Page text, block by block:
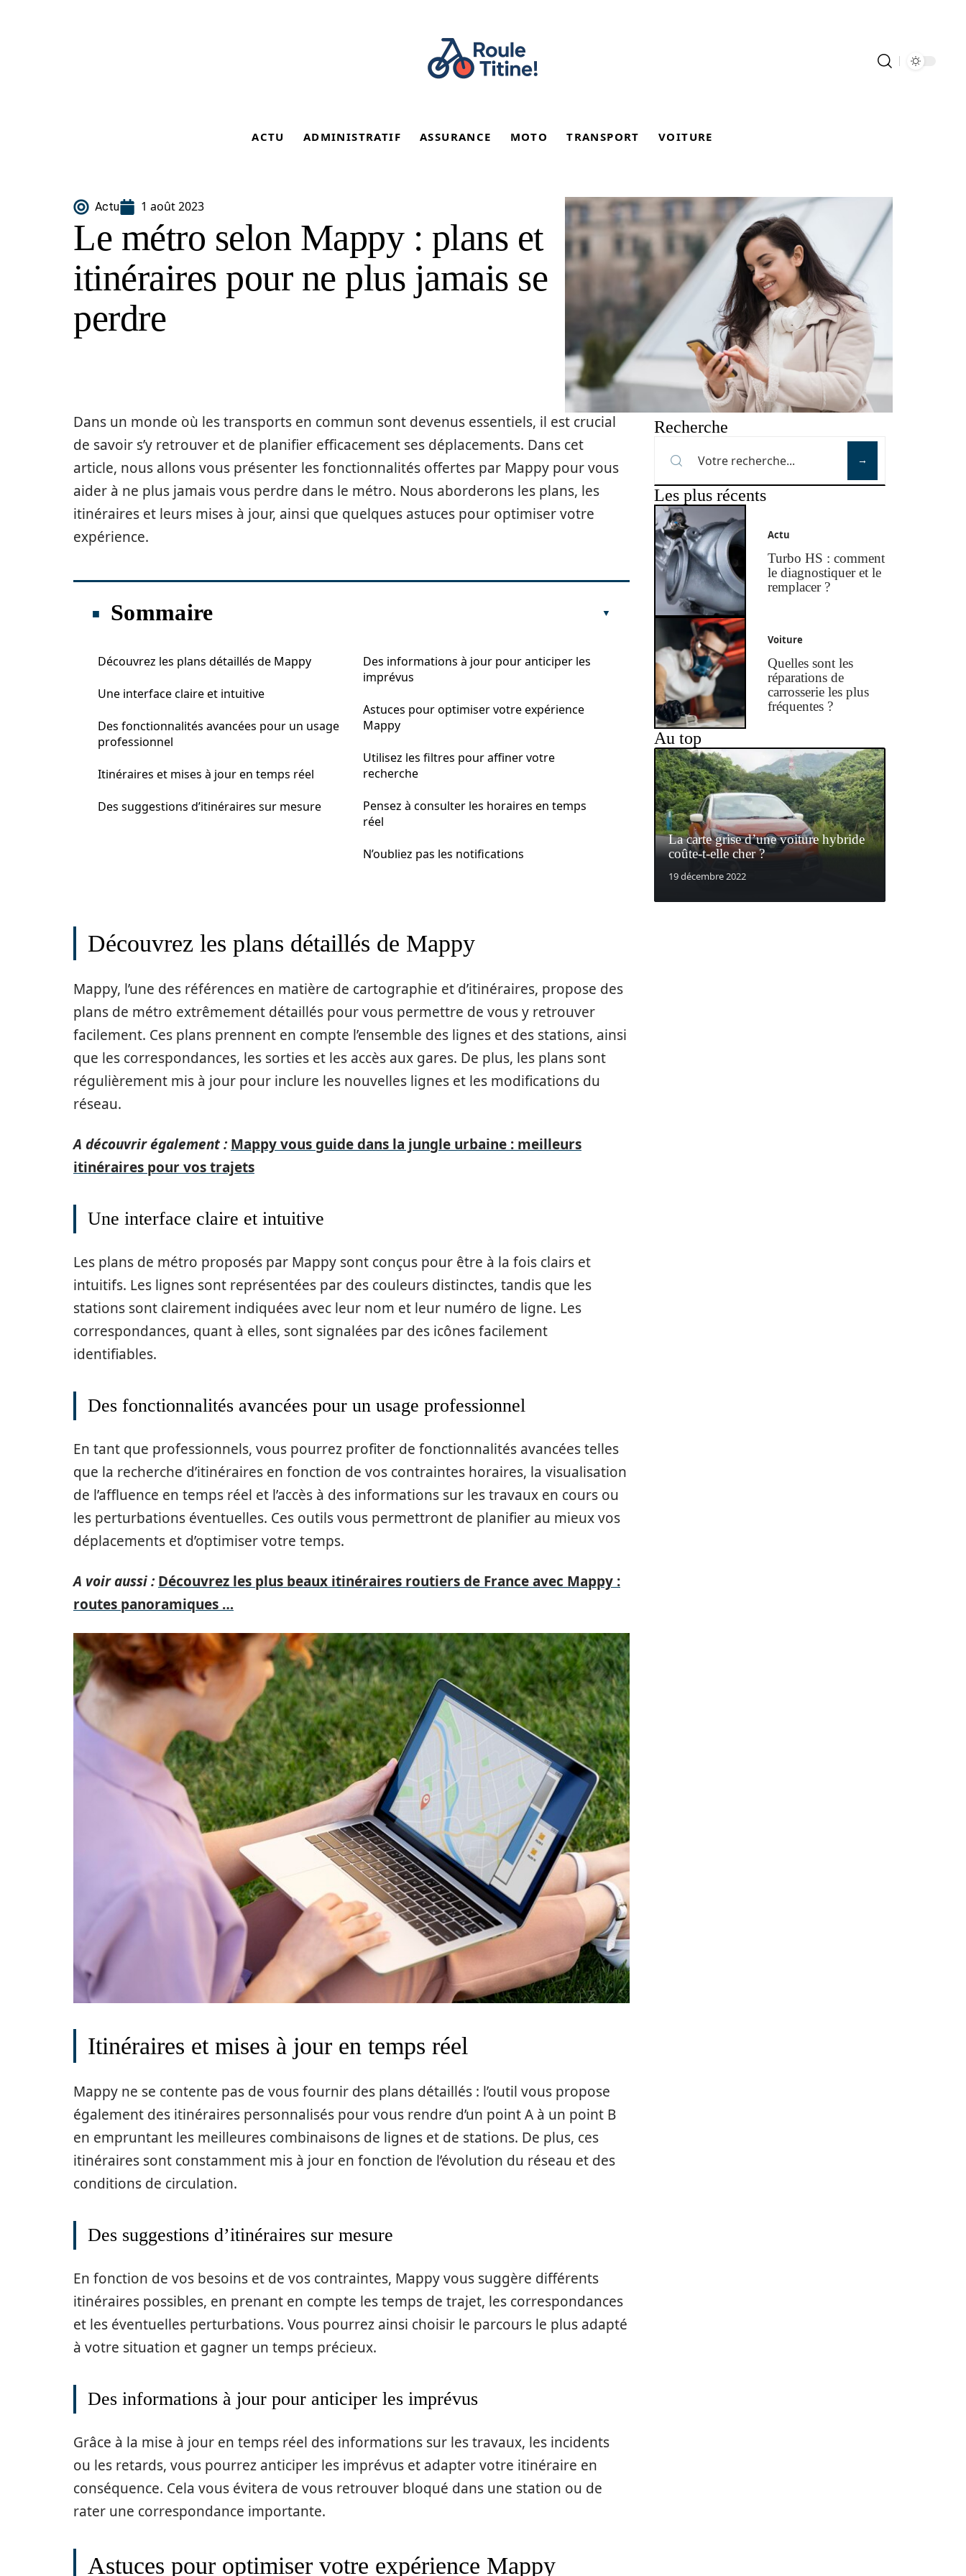
ACTU ADMINISTRATIF ASSURANCE MOTO TRANSPORT VOITURE
Actu 1 août 2023
Le métro selon Mappy : plans et
itinéraires pour ne plus jamais se
perdre
Dans un monde où les transports en commun sont devenus essentiels, il est crucial
de savoir s’y retrouver et de planifier efficacement ses déplacements. Dans cet
article, nous allons vous présenter les fonctionnalités offertes par Mappy pour vous
aider à ne plus jamais vous perdre dans le métro. Nous aborderons les plans, les
itinéraires et leurs mises à jour, ainsi que quelques astuces pour optimiser votre
expérience.
Sommaire
Découvrez les plans détaillés de Mappy
Une interface claire et intuitive
Des fonctionnalités avancées pour un usage
professionnel
Itinéraires et mises à jour en temps réel
Des suggestions d’itinéraires sur mesure
Des informations à jour pour anticiper les
imprévus
Astuces pour optimiser votre expérience
Mappy
Utilisez les filtres pour affiner votre
recherche
Pensez à consulter les horaires en temps
réel
N’oubliez pas les notifications
Découvrez les plans détaillés de Mappy
Mappy, l’une des références en matière de cartographie et d’itinéraires, propose des
plans de métro extrêmement détaillés pour vous permettre de vous y retrouver
facilement. Ces plans prennent en compte l’ensemble des lignes et des stations, ainsi
que les correspondances, les sorties et les accès aux gares. De plus, les plans sont
régulièrement mis à jour pour inclure les nouvelles lignes et les modifications du
réseau.
A découvrir également : Mappy vous guide dans la jungle urbaine : meilleurs
itinéraires pour vos trajets
Une interface claire et intuitive
Les plans de métro proposés par Mappy sont conçus pour être à la fois clairs et
intuitifs. Les lignes sont représentées par des couleurs distinctes, tandis que les
stations sont clairement indiquées avec leur nom et leur numéro de ligne. Les
correspondances, quant à elles, sont signalées par des icônes facilement
identifiables.
Des fonctionnalités avancées pour un usage professionnel
En tant que professionnels, vous pourrez profiter de fonctionnalités avancées telles
que la recherche d’itinéraires en fonction de vos contraintes horaires, la visualisation
de l’affluence en temps réel et l’accès à des informations sur les travaux en cours ou
les perturbations éventuelles. Ces outils vous permettront de planifier au mieux vos
déplacements et d’optimiser votre temps.
A voir aussi : Découvrez les plus beaux itinéraires routiers de France avec Mappy :
routes panoramiques …
Itinéraires et mises à jour en temps réel
Mappy ne se contente pas de vous fournir des plans détaillés : l’outil vous propose
également des itinéraires personnalisés pour vous rendre d’un point A à un point B
en empruntant les meilleures combinaisons de lignes et de stations. De plus, ces
itinéraires sont constamment mis à jour en fonction de l’évolution du réseau et des
conditions de circulation.
Des suggestions d’itinéraires sur mesure
En fonction de vos besoins et de vos contraintes, Mappy vous suggère différents
itinéraires possibles, en prenant en compte les temps de trajet, les correspondances
et les éventuelles perturbations. Vous pourrez ainsi choisir le parcours le plus adapté
à votre situation et gagner un temps précieux.
Des informations à jour pour anticiper les imprévus
Grâce à la mise à jour en temps réel des informations sur les travaux, les incidents
ou les retards, vous pourrez anticiper les imprévus et adapter votre itinéraire en
conséquence. Cela vous évitera de vous retrouver bloqué dans une station ou de
rater une correspondance importante.
Astuces pour optimiser votre expérience Mappy
Recherche
Les plus récents
Actu
Turbo HS : comment
le diagnostiquer et le
remplacer ?
Voiture
Quelles sont les
réparations de
carrosserie les plus
fréquentes ?
Au top
La carte grise d’une voiture hybride
coûte-t-elle cher ?
19 décembre 2022